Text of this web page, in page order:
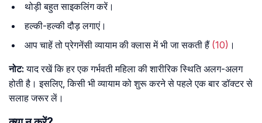
थोड़ी बहुत साइकलिंग करें।
हल्की-हल्की दौड़ लगाएं।
आप चाहें तो प्रेगनेंसी व्यायाम की क्लास में भी जा सकती हैं (10) ।
नोट: याद रखें कि हर एक गर्भवती महिला की शारीरिक स्थिति अलग-अलग
होती है। इसलिए, किसी भी व्यायाम को शुरू करने से पहले एक बार डॉक्टर से
सलाह जरूर लें।